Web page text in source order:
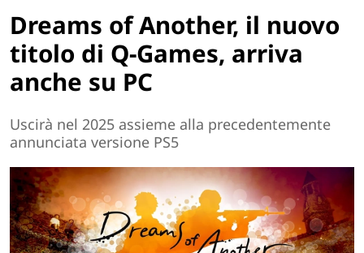
Dreams of Another, il nuovo
titolo di Q-Games, arriva
anche su PC
Uscirà nel 2025 assieme alla precedentemente
annunciata versione PS5